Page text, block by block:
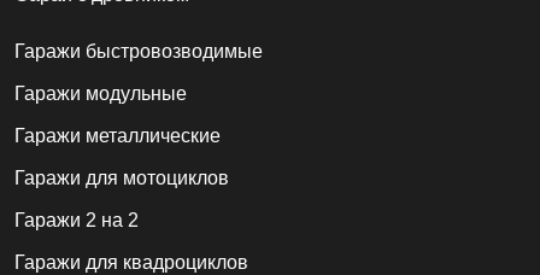
Гаражи быстровозводимые
Гаражи модульные
Гаражи металлические
Гаражи для мотоциклов
Гаражи 2 на 2
Гаражи для квадроциклов